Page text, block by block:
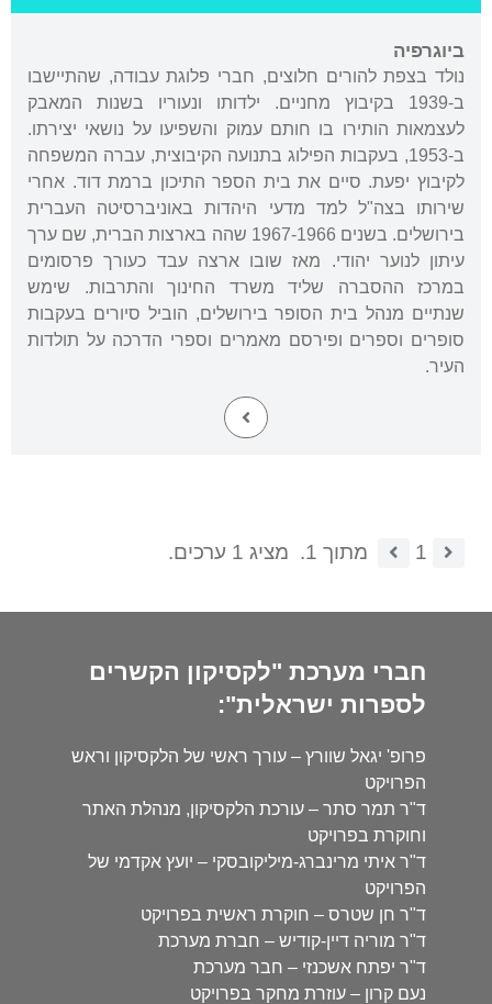
ביוגרפיה
נולד בצפת להורים חלוצים, חברי פלוגת עבודה, שהתיישבו
ב-1939 בקיבוץ מחניים. ילדותו ונעוריו בשנות המאבק
לעצמאות הותירו בו חותם עמוק והשפיעו על נושאי יצירתו.
ב-1953, בעקבות הפילוג בתנועה הקיבוצית, עברה המשפחה
לקיבוץ יפעת. סיים את בית הספר התיכון ברמת דוד. אחרי
שירותו בצה"ל למד מדעי היהדות באוניברסיטה העברית
בירושלים. בשנים 1967-1966 שהה בארצות הברית, שם ערך
עיתון לנוער יהודי. מאז שובו ארצה עבד כעורך פרסומים
במרכז ההסברה שליד משרד החינוך והתרבות. שימש
שנתיים מנהל בית הסופר בירושלים, הוביל סיורים בעקבות
סופרים וספרים ופירסם מאמרים וספרי הדרכה על תולדות
העיר.
1 מתוך 1. מציג 1 ערכים.
חברי מערכת "לקסיקון הקשרים
לספרות ישראלית":
פרופ' יגאל שוורץ – עורך ראשי של הלקסיקון וראש
הפרויקט
ד"ר תמר סתר – עורכת הלקסיקון, מנהלת האתר
וחוקרת בפרויקט
ד"ר איתי מרינברג-מיליקובסקי – יועץ אקדמי של
הפרויקט
ד"ר חן שטרס – חוקרת ראשית בפרויקט
ד"ר מוריה דיין-קודיש – חברת מערכת
ד"ר יפתח אשכנזי – חבר מערכת
נעם קרון – עוזרת מחקר בפרויקט